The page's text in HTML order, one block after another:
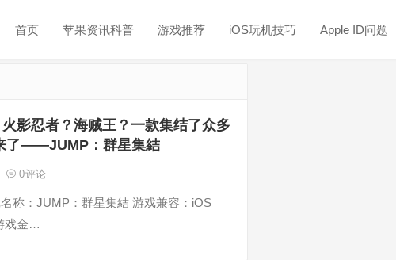
首页 苹果资讯科普 游戏推荐 iOS玩机技巧 Apple ID问题
影忍者？海贼王？一款集结了众多
了——JUMP：群星集結
0评论
称：JUMP：群星集結 游戏兼容：iOS
戏金…